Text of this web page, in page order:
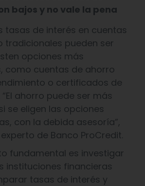
bajos y no vale la pena
tasas de interés en cuentas
tradicionales pueden ser
opciones más
como cuentas de ahorro
o certificados de
ahorro puede ser más
se eligen las opciones
con la debida asesoría”,
de Banco ProCredit.
fundamental es investigar
instituciones financieras
tasas de interés y